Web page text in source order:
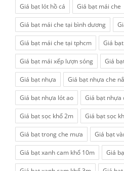
Giá bạt lót hồ cá Giá bạt mái che
Giá bạt mái che tại bình dương
Giá bạt mái che tại tphcm Giá
Giá bạt mái xếp lượn sóng Giá
Giá bạt nhựa Giá bạt nhựa che
Giá bạt nhựa lót ao Giá bạt nhựa
Giá bạt sọc khổ 2m Giá bạt sọc
Giá bạt trong che mưa Giá bạt
Giá bạt xanh cam khổ 10m Giá